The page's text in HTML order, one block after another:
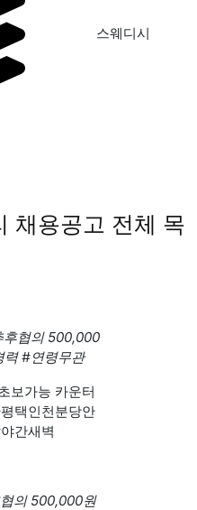
스웨디시
채용공고 전체 목
협의 500,000
력 #연령무관
보가능 카운터
택인천분당안
간새벽
의 500,000원